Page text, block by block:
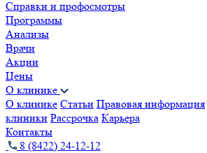
Справки и профосмотры
Программы
Анализы
Врачи
Акции
Цены
О клинике
О клинике Статьи Правовая информация
клиники Рассрочка Карьера
Контакты
8 (8422) 24-12-12